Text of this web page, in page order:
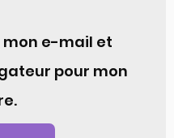
mon e-mail et
pour mon